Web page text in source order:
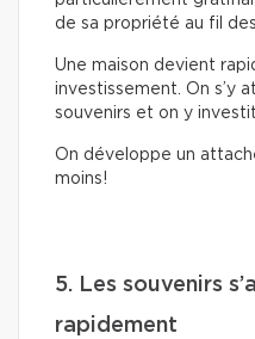
de sa propriété au fil
Une maison devient
investissement. On s’y
souvenirs et on y
On développe un
moins!
5. Les souvenirs
rapidement